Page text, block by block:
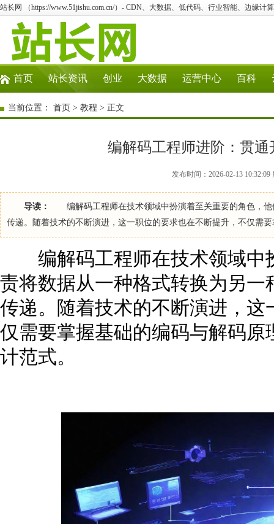
站长网 （https://www.51jishu.com.cn/）- CDN、大数据、低代码、行业智能、边缘计
首页 站长资讯 创业 大数据 运营中心 百科
当前位置： 首页 > 教程 > 正文
编解码工程师进阶：贯
发布时间：2026-02-13
导读：
编解码工程师在技术领域中扮演着至关重要的角色，他
传递。随着技术的不断演进，这一职位的要求也在不断提升，不仅需
编解码工程师在技术领域中
责将数据从一种格式转换为另
传递。随着技术的不断演进，
仅需要掌握基础的编码与解码
计范式。